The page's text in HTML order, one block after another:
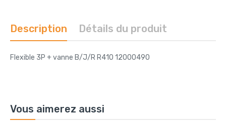
Description Détails du produit
Flexible 3P + vanne B/J/R R410 12000490
Vous aimerez aussi